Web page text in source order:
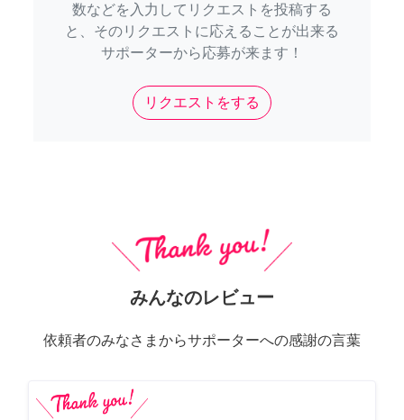
数などを入力してリクエストを投稿する
と、そのリクエストに応えることが出来る
サポーターから応募が来ます！
リクエストをする
みんなのレビュー
依頼者のみなさまからサポーターへの感謝の言葉